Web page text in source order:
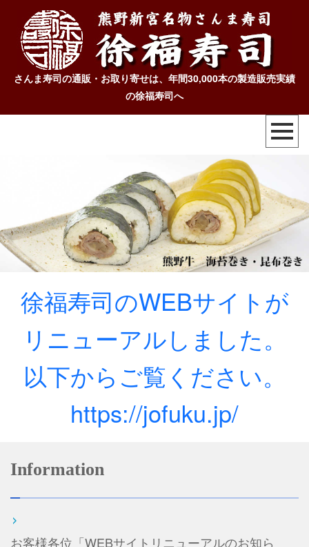
さんま寿司の通販・お取り寄せは、年間30,000本の製造販売実績
の徐福寿司へ
徐福寿司のWEBサイトが
リニューアルしました。
以下からご覧ください。
https://jofuku.jp/
Information
お客様各位「WEBサイトリニューアルのお知ら